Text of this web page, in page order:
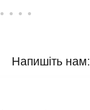
Напишіть нам: